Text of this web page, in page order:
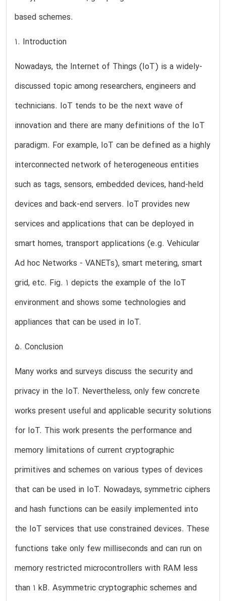
based schemes.
1. Introduction
Nowadays, the Internet of Things (IoT) is a widely-
discussed topic among researchers, engineers and
technicians. IoT tends to be the next wave of
innovation and there are many definitions of the IoT
paradigm. For example, IoT can be defined as a highly
interconnected network of heterogeneous entities
such as tags, sensors, embedded devices, hand-held
devices and back-end servers. IoT provides new
services and applications that can be deployed in
smart homes, transport applications (e.g. Vehicular
Ad hoc Networks - VANETs), smart metering, smart
grid, etc. Fig. 1 depicts the example of the IoT
environment and shows some technologies and
appliances that can be used in IoT.
5. Conclusion
Many works and surveys discuss the security and
privacy in the IoT. Nevertheless, only few concrete
works present useful and applicable security solutions
for IoT. This work presents the performance and
memory limitations of current cryptographic
primitives and schemes on various types of devices
that can be used in IoT. Nowadays, symmetric ciphers
and hash functions can be easily implemented into
the IoT services that use constrained devices. These
functions take only few milliseconds and can run on
memory restricted microcontrollers with RAM less
than 1 kB. Asymmetric cryptographic schemes and